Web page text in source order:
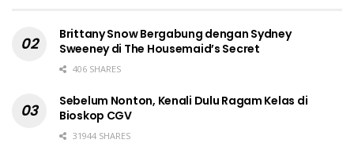
Brittany Snow Bergabung dengan Sydney
Sweeney di The Housemaid’s Secret
406 SHARES
Sebelum Nonton, Kenali Dulu Ragam Kelas di
Bioskop CGV
31944 SHARES